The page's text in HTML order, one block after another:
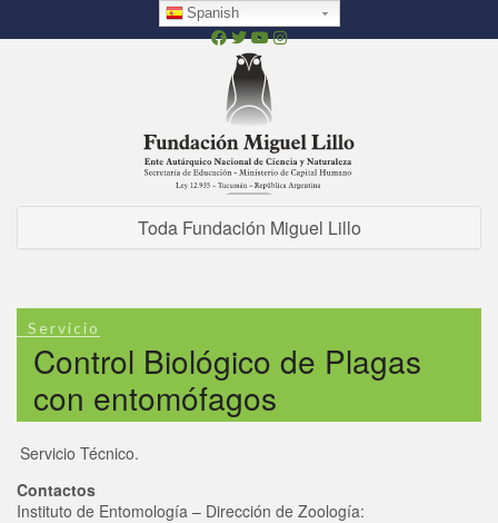
Spanish
Toda Fundación Miguel Lillo
Servicio
Control Biológico de Plagas
con entomófagos
Servicio Técnico.
Contactos
Instituto de Entomología – Dirección de Zoología: